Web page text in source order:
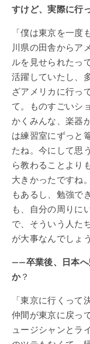
すけど、実際に行
「僕は東京を一
川県の田舎からア
ルを見せられたっ
活躍していたし、
ざアメリカに行っ
て。ものすごいシ
かくみんな、楽器
は練習室にずっと
たね。今にして思
ら教わることより
大きかったですね
もあるし、勉強で
も、自分の周りに
で、そういう人た
が大事なんでしょ
——卒業後、日本へ
か？
「東京に行くって
仲間が東京に戻っ
ュージシャンとラ